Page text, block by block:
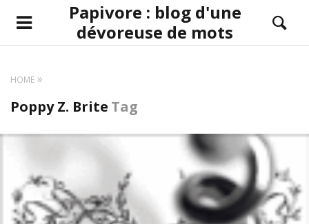
Papivore : blog d'une
dévoreuse de mots
HOME
Poppy Z. Brite Tag